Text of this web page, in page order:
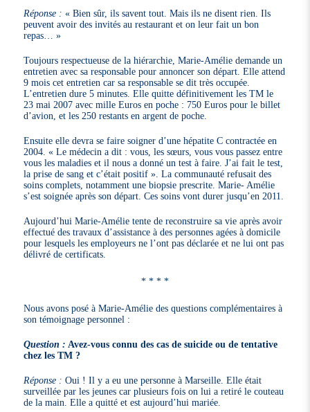
Réponse : « Bien sûr, ils savent tout. Mais ils ne disent rien. Ils
peuvent avoir des invités au restaurant et on leur fait un bon
repas… »
Toujours respectueuse de la hiérarchie, Marie-Amélie demande un
entretien avec sa responsable pour annoncer son départ. Elle attend
9 mois cet entretien car sa responsable se dit très occupée.
L’entretien dure 5 minutes. Elle quitte définitivement les TM le
23 mai 2007 avec mille Euros en poche : 750 Euros pour le billet
d’avion, et les 250 restants en argent de poche.
Ensuite elle devra se faire soigner d’une hépatite C contractée en
2004. « Le médecin a dit : vous, les sœurs, vous vous passez entre
vous les maladies et il nous a donné un test à faire. J’ai fait le test,
la prise de sang et c’était positif ». La communauté refusait des
soins complets, notamment une biopsie prescrite. Marie- Amélie
s’est soignée après son départ. Ces soins vont durer jusqu’en 2011.
Aujourd’hui Marie-Amélie tente de reconstruire sa vie après avoir
effectué des travaux d’assistance à des personnes agées à domicile
pour lesquels les employeurs ne l’ont pas déclarée et ne lui ont pas
délivré de certificats.
* * * *
Nous avons posé à Marie-Amélie des questions complémentaires à
son témoignage personnel :
Question : Avez-vous connu des cas de suicide ou de tentative
chez les TM ?
Réponse : Oui ! Il y a eu une personne à Marseille. Elle était
surveillée par les jeunes car plusieurs fois on lui a retiré le couteau
de la main. Elle a quitté et est aujourd’hui mariée.